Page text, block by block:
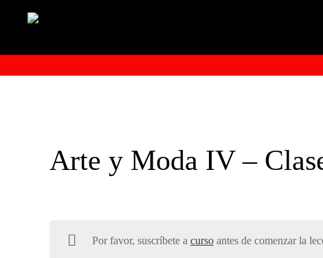
Arte y Moda IV –
Por favor, suscríbete a cursoantes de comenzar la